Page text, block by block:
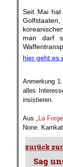
Seit Mai
man darf
hier geht es
Anmerkung
alles
insistieren.
Aus
„La Forge
None.